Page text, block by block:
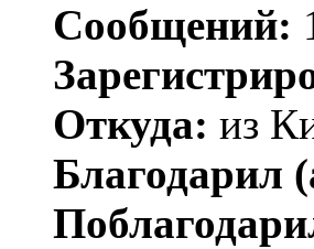
Сообщений:
Откуда: из
Благодарил